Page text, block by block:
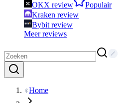
OKX review
Populair
Kraken review
Bybit review
Meer reviews
Home